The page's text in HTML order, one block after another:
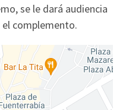
se le dará audiencia
el complemento.